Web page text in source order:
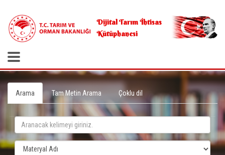
Dijital Tarım İhtisas
Kütüphanesi
Arama Tam Metin Arama Çoklu dil